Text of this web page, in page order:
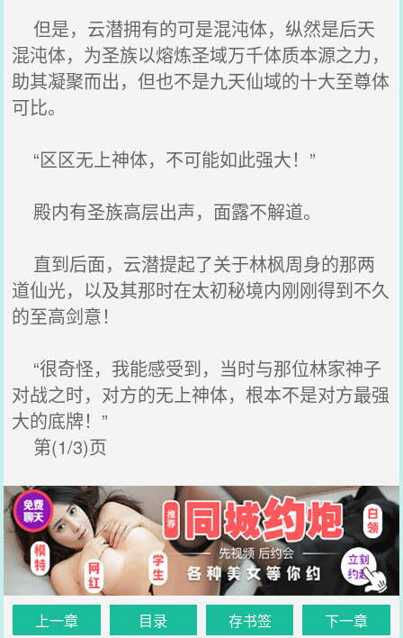
但是，云潜拥有的可是混沌体，纵然是后天
混沌体，为圣族以熔炼圣域万千体质本源之力，
助其凝聚而出，但也不是九天仙域的十大至尊体
可比。
“区区无上神体，不可能如此强大！”
殿内有圣族高层出声，面露不解道。
直到后面，云潜提起了关于林枫周身的那两
道仙光，以及其那时在太初秘境内刚刚得到不久
的至高剑意！
“很奇怪，我能感受到，当时与那位林家神子
对战之时，对方的无上神体，根本不是对方最强
大的底牌！”
第(1/3)页
上一章 目录 存书签 下一章